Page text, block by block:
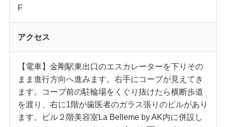
F
アクセス
【電車】金剛駅東出口のエスカレーターを下りその
まま進行方向へ進みます。右手にコープが見えてき
ます。コープ前の駐輪場をくぐり抜けたら横断歩道
を渡り、右に1階が歯医者のガラス張りのビルがあり
ます。ビル２階美容室La Belleme by AK内に併設し